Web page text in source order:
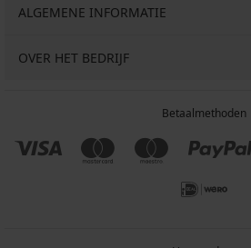
ALGEMENE INFORMATIE
OVER HET BEDRIJF
Betaalmethoden